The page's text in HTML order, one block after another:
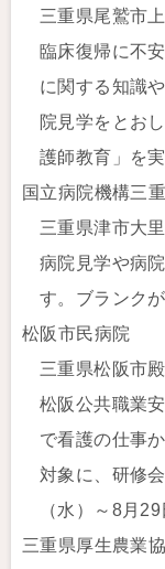
三重県尾鷲市
臨床復帰に不
に関する知識
院見学をとお
護師教育」を
国立病院機構三
三重県津市大
病院見学や病
す。ブランク
松阪市民病院
三重県松阪市
松阪公共職業
で看護の仕事
対象に、研修
（水）～8月
三重県厚生農業